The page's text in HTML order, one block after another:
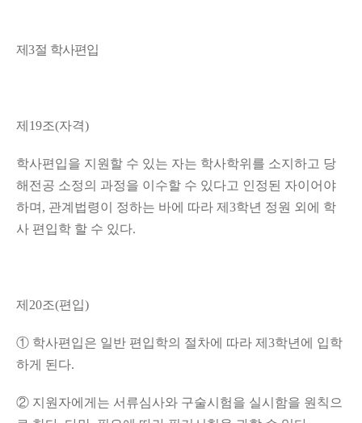
제3절 학사편입
제 19조(자격)
학사편입을 지원할 수 있는 자는 학사학위를 소지하고 당
해전공 소정의 과정을 이수할 수 있다고 인정된 자이어야
하며 , 관계법령이 정하는 바에 따라 제 3학년 정원 외에 학
사 편입학 할 수 있다.
제 20조(편입)
① 학사편입은 일반 편입학의 절차에 따라 제 3학년에 입학
하게 된다.
② 지원자에게는 서류심사와 구술시험을 실시함을 원칙으